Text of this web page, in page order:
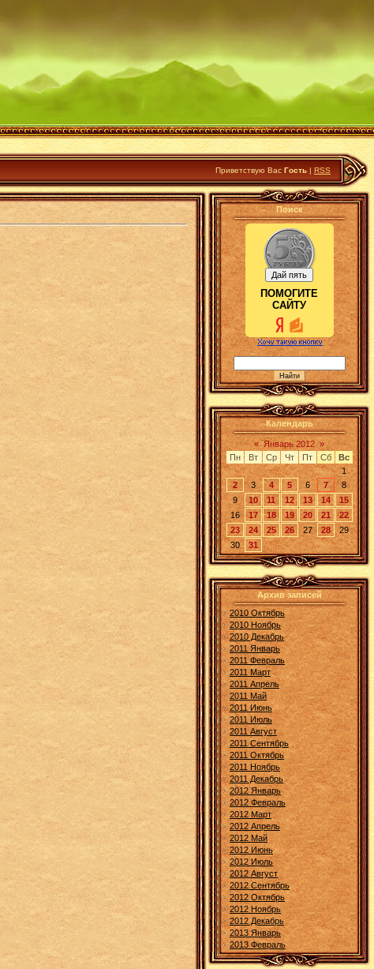
Приветствую Вас Гость | RSS
Поиск
ПОМОГИТЕ
САЙТУ
Календарь
« Январь 2012 »
Пн
Вт Ср Чт Пт Сб
Вс
1
2
3 4 5 6 7
8
9
10 11 12 13 14
15
16
17 18 19 20 21
22
23
24 25 26 27 28
29
30
31
Архив записей
2010 Октябрь
2010 Ноябрь
2010 Декабрь
2011 Январь
2011 Февраль
2011 Март
2011 Апрель
2011 Май
2011 Июнь
2011 Июль
2011 Август
2011 Сентябрь
2011 Октябрь
2011 Ноябрь
2011 Декабрь
2012 Январь
2012 Февраль
2012 Март
2012 Апрель
2012 Май
2012 Июнь
2012 Июль
2012 Август
2012 Сентябрь
2012 Октябрь
2012 Ноябрь
2012 Декабрь
2013 Январь
2013 Февраль